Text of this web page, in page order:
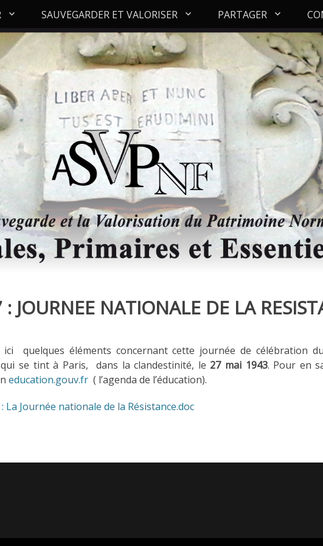
SAUVEGARDER ET VALORISER PARTAGER
JOURNEE NATIONALE DE LA
quelques éléments concernant cette journée de célébration
se tint à Paris, dans la clandestinité, le 27 mai 1943. Pour en
education.gouv.fr ( l’agenda de l’éducation).
Journée nationale de la Résistance.doc